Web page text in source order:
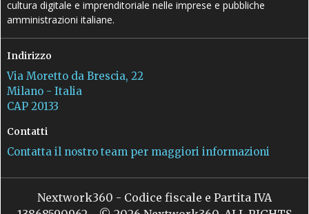
cultura digitale e imprenditoriale nelle imprese e pubbliche
amministrazioni italiane.
Indirizzo
Via Moretto da Brescia, 22
Milano - Italia
CAP 20133
Contatti
Contatta il nostro team per maggiori informazioni
Nextwork360 - Codice fiscale e Partita IVA